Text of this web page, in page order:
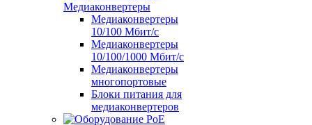
Медиаконвертеры
Медиаконвертеры
10/100 Мбит/с
Медиаконвертеры
10/100/1000 Мбит/c
Медиаконвертеры
многопортовые
Блоки питания для
медиаконвертеров